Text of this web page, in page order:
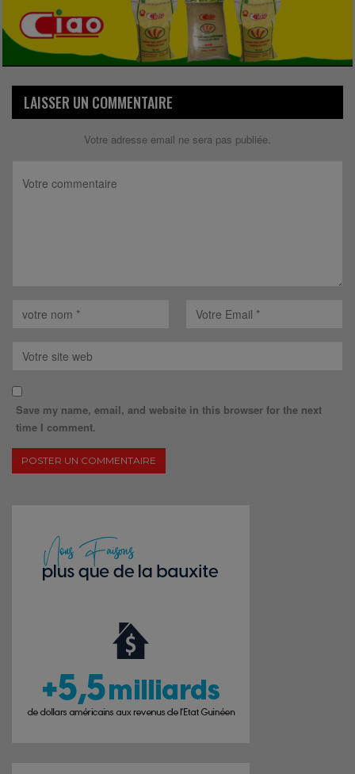
LAISSER UN COMMENTAIRE
Votre adresse email ne sera pas publiée.
Save my name, email, and website in this browser for the next
time I comment.